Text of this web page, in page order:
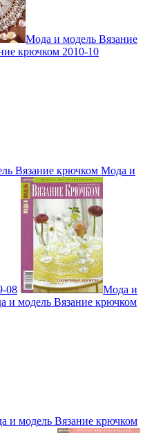
Мода и модель Вязание
крючком 2010-10
Вязание крючком Мода и
08
Мода и
и модель Вязание крючком
и модель Вязание крючком